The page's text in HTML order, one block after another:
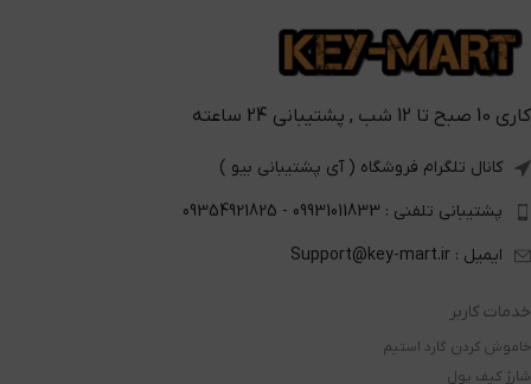
کاری 10 صبح تا 12 شب , پشتیبانی 24 ساعته
کانال تلگرام فروشگاه ( آی پشتیبانی بیو )
پشتیبانی تلفنی : 09931011833 - 09354921825
ایمیل : Support@key-mart.ir
خدمات کاربر
خاموش کردن گارد استیم
شارژ کیف پول